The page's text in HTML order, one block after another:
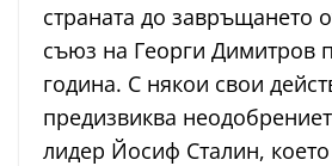
страната до завръщането
съюз на Георги Димитров
година. С някои свои
предизвиква
лидер Йосиф Сталин,